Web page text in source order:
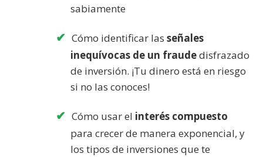
sabiamente
Cómo identificar las señales
inequívocas de un fraudedisfrazado
de inversión. ¡Tu dinero está en riesgo
si no las conoces!
Cómo usar el interés compuesto
para crecer de manera exponencial, y
los tipos de inversiones que te